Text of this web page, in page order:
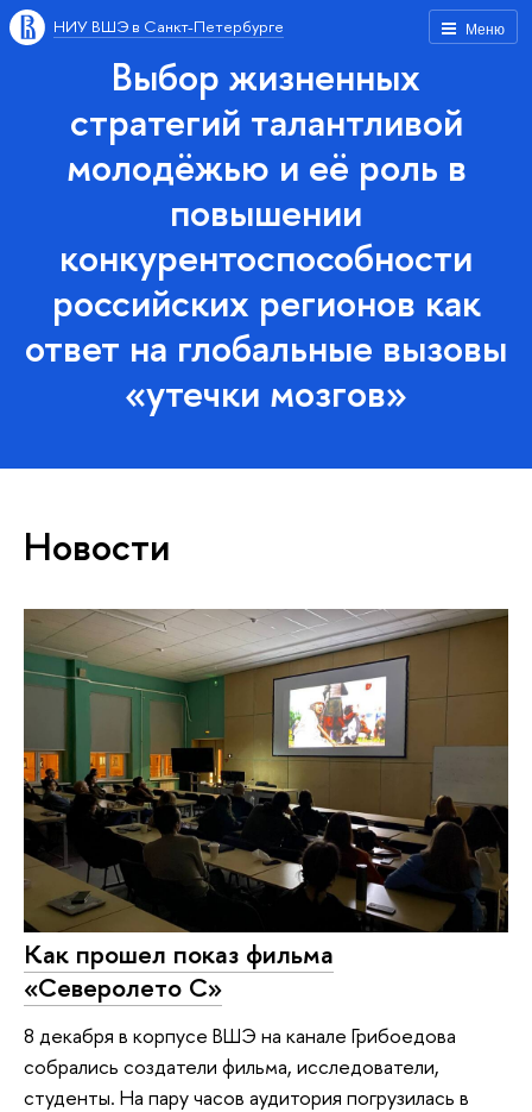
Меню
НИУ ВШЭ в Санкт-Петербурге
Выбор жизненных
стратегий талантливой
молодёжью и её роль в
повышении
конкурентоспособности
российских регионов как
ответ на глобальные вызовы
«утечки мозгов»
Новости
Как прошел показ фильма
«Северолето С»
8 декабря в корпусе ВШЭ на канале Грибоедова
собрались создатели фильма, исследователи,
студенты. На пару часов аудитория погрузилась в